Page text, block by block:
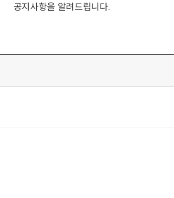
공지사항을 알려드립니다.